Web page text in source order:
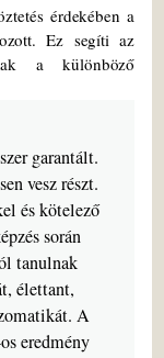
érdekében a
Ez segíti az
a különböző
garantált.
vesz részt.
és kötelező
során
tanulnak
élettant,
A
eredmény